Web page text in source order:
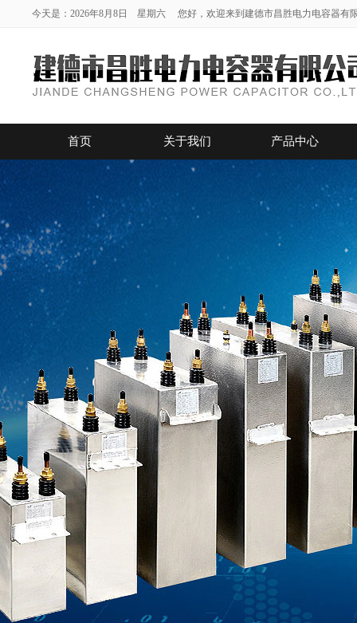
今天是：2026年8月8日 星期六 您好，欢迎来到建德市昌胜电力电容器有
首页 关于我们 产品中心